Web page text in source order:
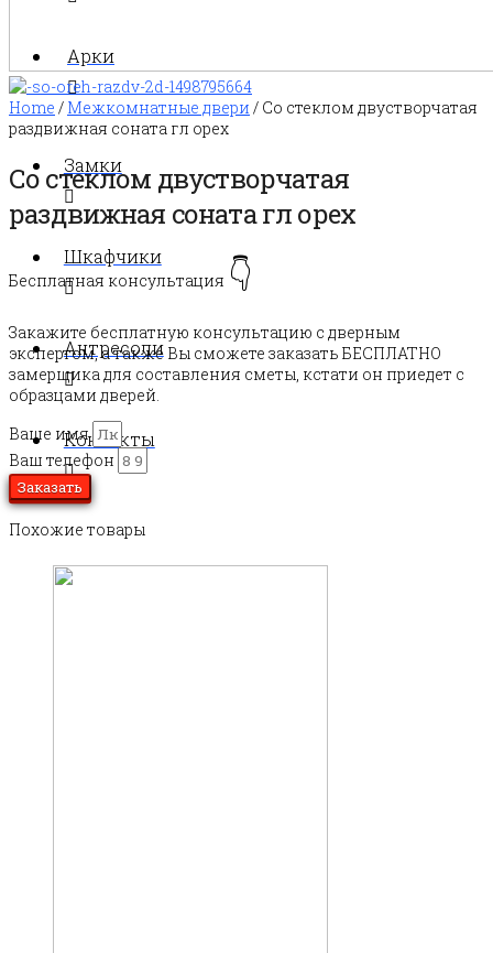
Арки
Замки
Шкафчики
Антресоли
Контакты
Home / Межкомнатные двери / Со стеклом двустворчатая
раздвижная соната гл орех
Со стеклом двустворчатая
раздвижная соната гл орех
Бесплатная консультация 👇
Закажите бесплатную консультацию с дверным
экспертом, а также Вы сможете заказать БЕСПЛАТНО
замерщика для составления сметы, кстати он приедет с
образцами дверей.
Ваше имя
Ваш телефон
Заказать
Похожие товары